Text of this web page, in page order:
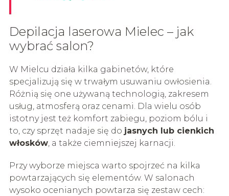
Depilacja laserowa Mielec – jak
wybrać salon?
W Mielcu działa kilka gabinetów, które
specjalizują się w trwałym usuwaniu owłosienia.
Różnią się one używaną technologią, zakresem
usług, atmosferą oraz cenami. Dla wielu osób
istotny jest też komfort zabiegu, poziom bólu i
to, czy sprzęt nadaje się do jasnych lub cienkich
włosków, a także ciemniejszej karnacji.
Przy wyborze miejsca warto spojrzeć na kilka
powtarzających się elementów. W salonach
wysoko ocenianych powtarza się zestaw cech: